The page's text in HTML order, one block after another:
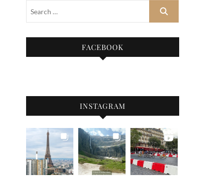
FACEBOOK
INSTAGRAM